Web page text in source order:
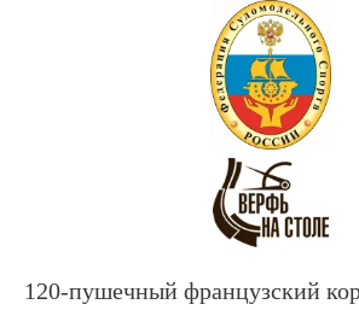
120-пушечный французский